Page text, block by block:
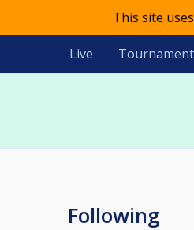
This site
Live
Following